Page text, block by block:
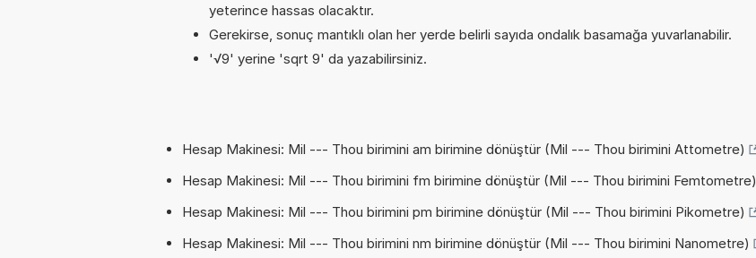
yeterince hassas olacaktır.
Gerekirse, sonuç mantıklı olan her yerde belirli sayıda ondalık basamağa yuvarlanabilir.
'√9' yerine 'sqrt 9' da yazabilirsiniz.
Hesap Makinesi: Mil --- Thou birimini am birimine dönüştür (Mil --- Thou birimini Attometre)
Hesap Makinesi: Mil --- Thou birimini fm birimine dönüştür (Mil --- Thou birimini Femtometre)
Hesap Makinesi: Mil --- Thou birimini pm birimine dönüştür (Mil --- Thou birimini Pikometre)
Hesap Makinesi: Mil --- Thou birimini nm birimine dönüştür (Mil --- Thou birimini Nanometre)